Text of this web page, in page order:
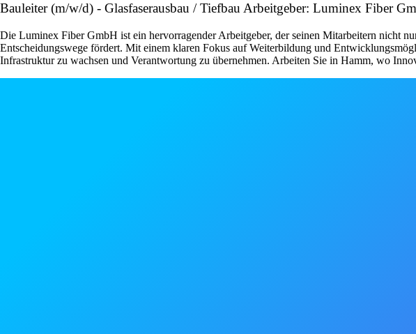
Bauleiter (m/w/d) - Glasfaserausbau / Tiefbau Arbeitgeber: Luminex Fiber
Die Luminex Fiber GmbH ist ein hervorragender Arbeitgeber, der seinen Mitarbeitern nicht
Entscheidungswege fördert. Mit einem klaren Fokus auf Weiterbildung und
Infrastruktur zu wachsen und Verantwortung zu übernehmen. Arbeiten Sie in Hamm, wo